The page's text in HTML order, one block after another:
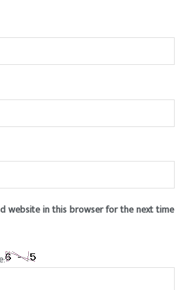
website in this browser for the next time